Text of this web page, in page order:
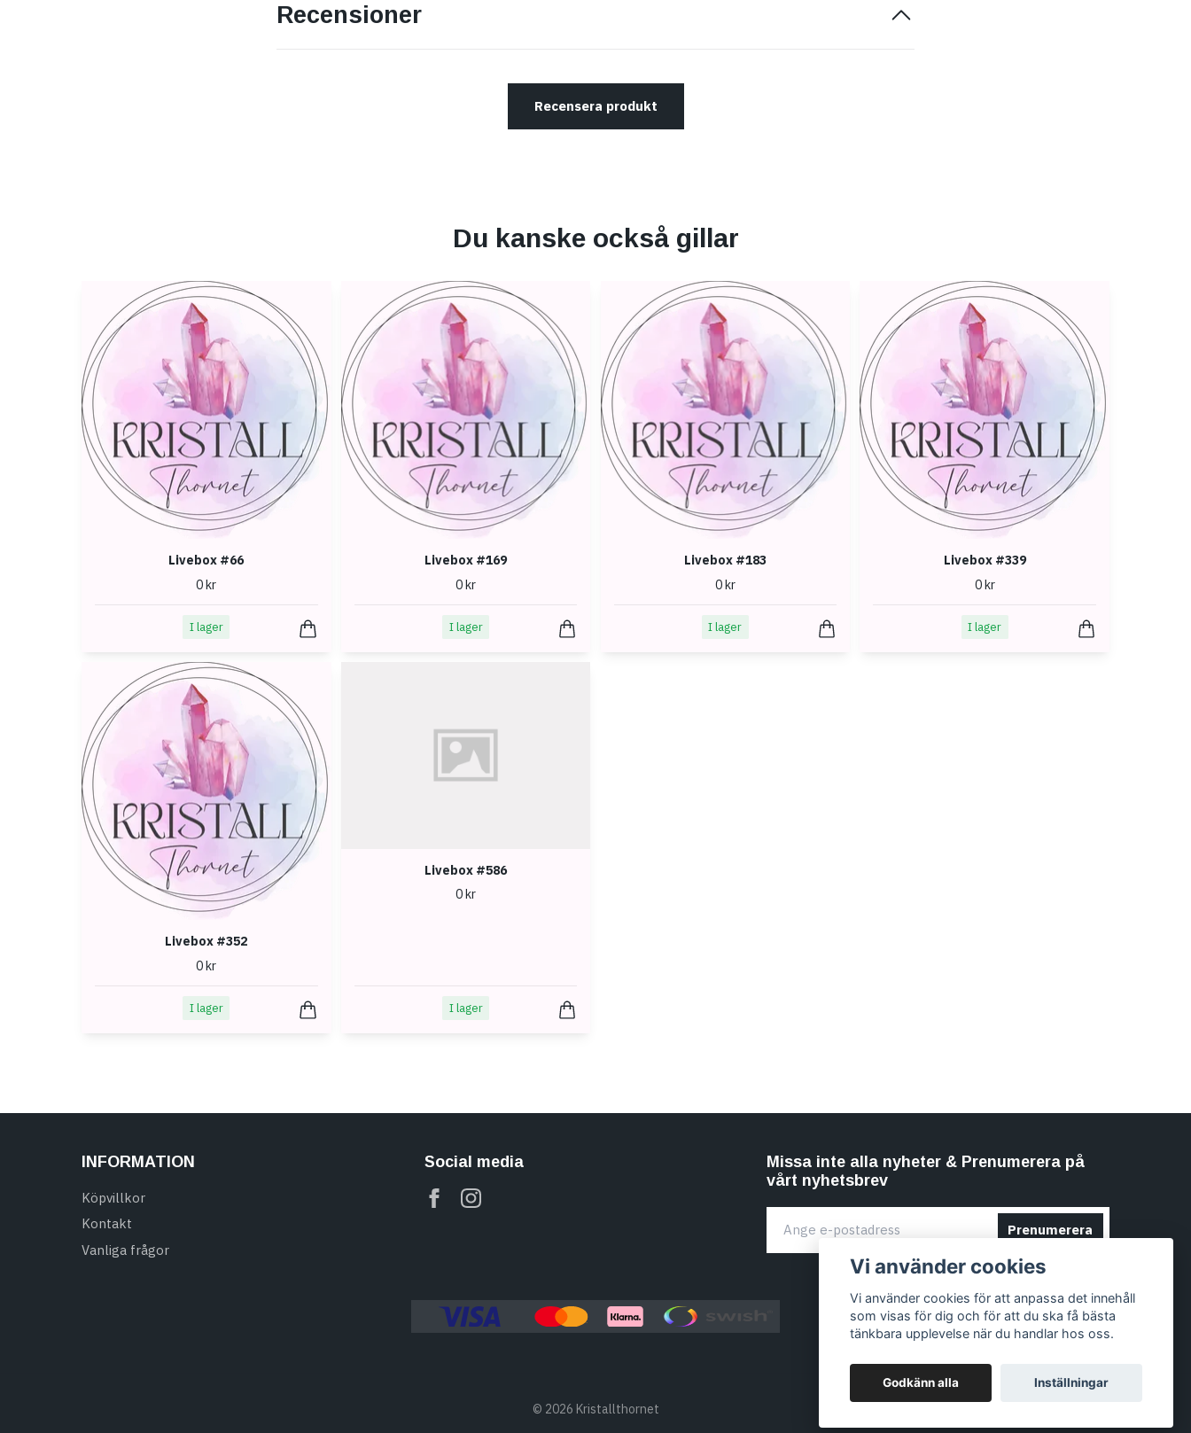
Recensioner
Recensera produkt
Du kanske också gillar
Livebox #66
0 kr
I lager
Livebox #169
0 kr
I lager
Livebox #183
0 kr
I lager
Livebox #339
0 kr
I lager
Livebox #352
0 kr
I lager
Livebox #586
0 kr
I lager
INFORMATION
Köpvillkor
Kontakt
Vanliga frågor
Social media
Missa inte alla nyheter & Prenumerera på
vårt nyhetsbrev
Prenumerera
© 2026 Kristallthornet
Vi använder cookies
Vi använder cookies för att anpassa det innehåll
som visas för dig och för att du ska få bästa
tänkbara upplevelse när du handlar hos oss.
Godkänn alla Inställningar